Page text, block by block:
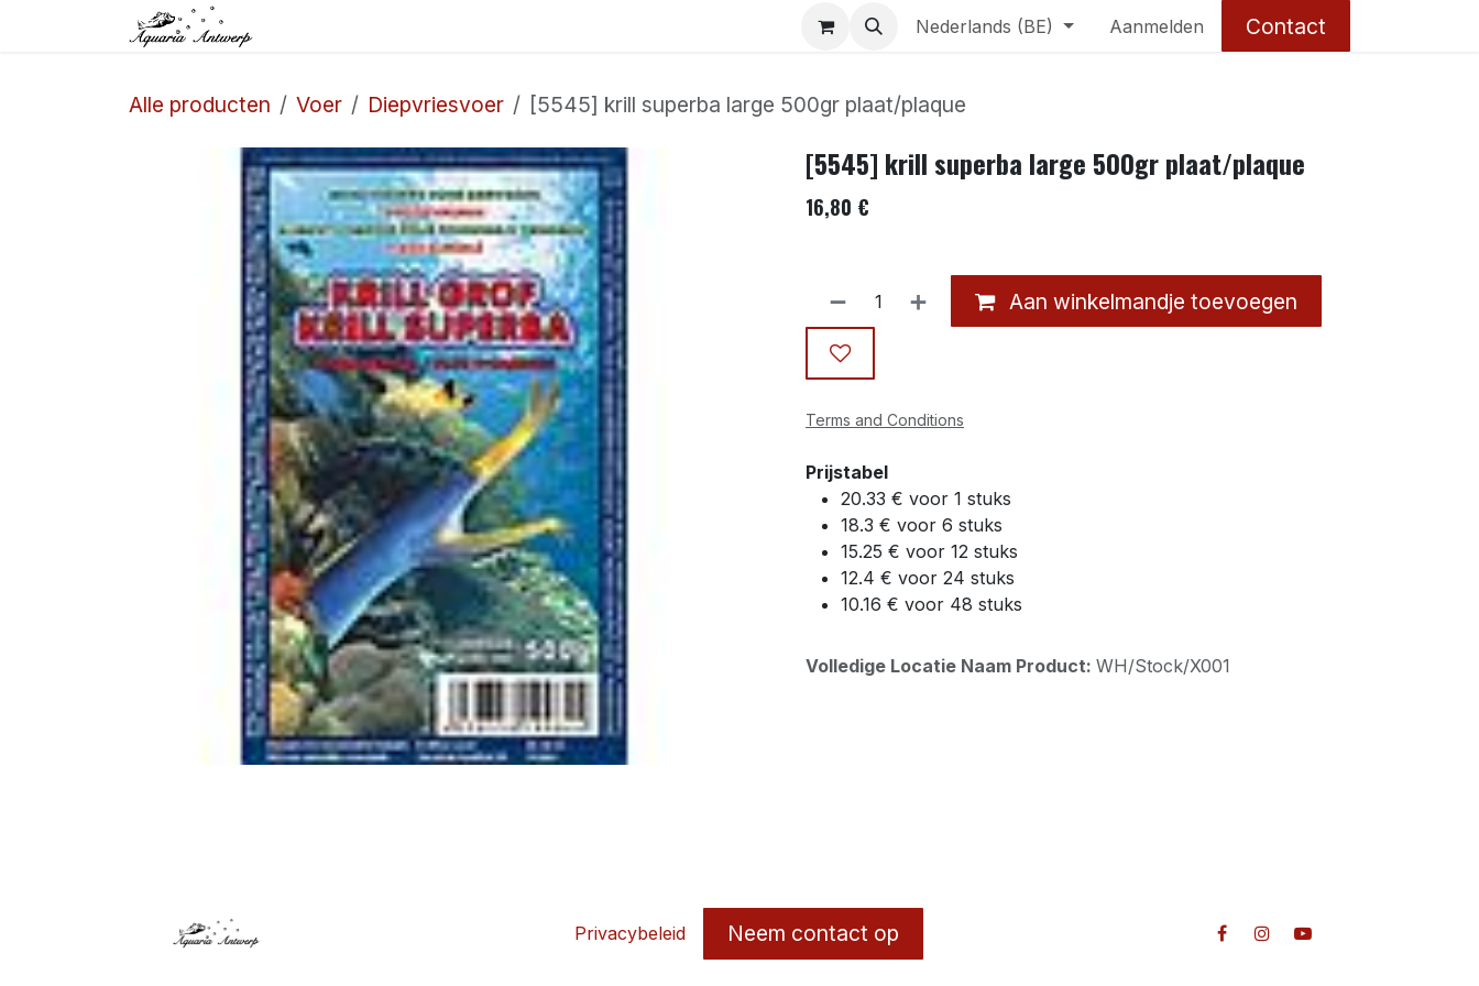
Overslaan naar inhoud Nederlands (BE) Aanmelden Contact
Alle producten Voer Diepvriesvoer [5545] krill superba large 500gr plaat/plaque
[5545] krill superba large 500gr plaat/plaque
16,80 €
Aan winkelmandje toevoegen
Terms and Conditions
Prijstabel
20.33 € voor 1 stuks
18.3 € voor 6 stuks
15.25 € voor 12 stuks
12.4 € voor 24 stuks
10.16 € voor 48 stuks
Volledige Locatie Naam Product: WH/Stock/X001
Privacybeleid Neem contact op